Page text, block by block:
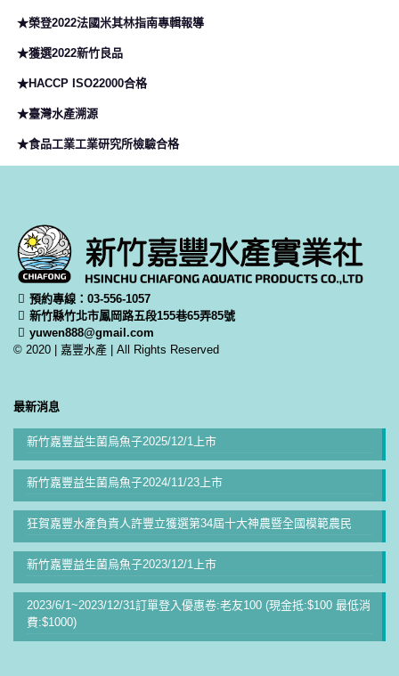
★榮登2022法國米其林指南專輯報導
★獲選2022新竹良品
★HACCP ISO22000合格
★臺灣水產溯源
★食品工業工業研究所檢驗合格
預約專線：03-556-1057
新竹縣竹北市鳳岡路五段155巷65弄85號
yuwen888@gmail.com
© 2020 | 嘉豐水產 | All Rights Reserved
最新消息
新竹嘉豐益生菌烏魚子2025/12/1上市
新竹嘉豐益生菌烏魚子2024/11/23上市
狂賀嘉豐水產負責人許豐立獲選第34屆十大神農暨全國模範農民
新竹嘉豐益生菌烏魚子2023/12/1上市
2023/6/1~2023/12/31訂單登入優惠卷:老友100 (現金抵:$100 最低消
費:$1000)